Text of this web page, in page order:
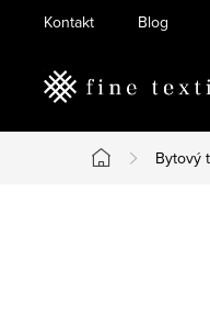
Kontakt Blog
Domov
Bytový